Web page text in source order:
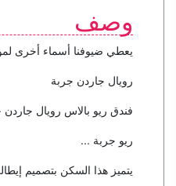
وصف
يعطي ضيوفنا أسماء أخرى
رويال جاردن جربة
فندق ريو بالاس رويال
ريو جربة ...
يتميز هذا السكن بتصميم